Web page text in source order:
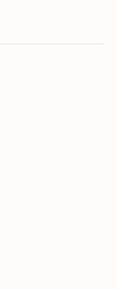
i leien: gratis
times bowling